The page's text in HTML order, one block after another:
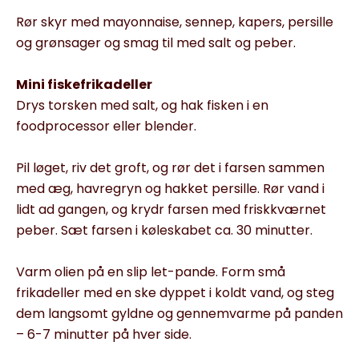
Rør skyr med mayonnaise, sennep, kapers, persille
og grøn­sager og smag til med salt og peber.
Mini fiskefrikadeller
Drys torsken med salt, og hak fisken i en
foodprocessor eller blender.
Pil løget, riv det groft, og rør det i farsen sammen
med æg, havre­gryn og hakket persille. Rør vand i
lidt ad gangen, og krydr farsen med friskkværnet
peber. Sæt far­sen i køleskabet ca. 30 minutter.
Varm olien på en slip let-pande. Form små
frikadeller med en ske dyppet i koldt vand, og steg
dem langsomt gyldne og gennem­varme på panden
– 6-7 minutter på hver side.